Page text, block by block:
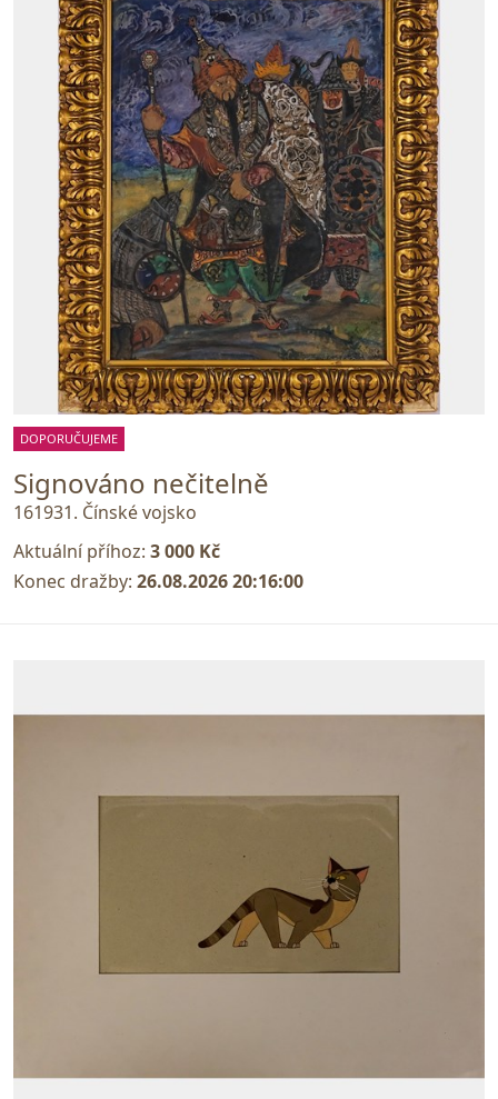
DOPORUČUJEME
Signováno nečitelně
161931. Čínské vojsko
Aktuální příhoz: 3 000 Kč
Konec dražby: 26.08.2026 20:16:00